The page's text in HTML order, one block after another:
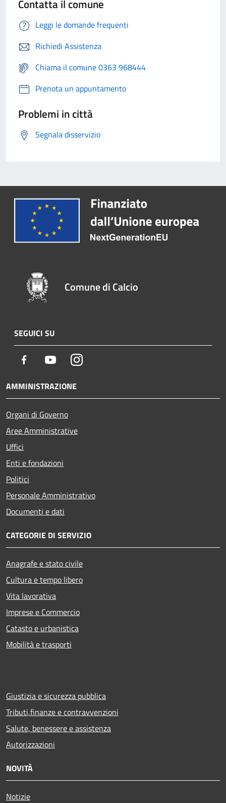
Contatta il comune
Leggi le domande frequenti
Richiedi Assistenza
Chiama il comune 0363 968444
Prenota un appuntamento
Problemi in città
Segnala disservizio
Comune di Calcio
SEGUICI SU
Facebook YoutubeInstagram
AMMINISTRAZIONE
Organi di Governo
Aree Amministrative
Uffici
Enti e fondazioni
Politici
Personale Amministrativo
Documenti e dati
CATEGORIE DI SERVIZIO
Anagrafe e stato civile
Cultura e tempo libero
Vita lavorativa
Imprese e Commercio
Catasto e urbanistica
Mobilità e trasporti
Giustizia e sicurezza pubblica
Tributi,finanze e contravvenzioni
Salute, benessere e assistenza
Autorizzazioni
NOVITÀ
Notizie